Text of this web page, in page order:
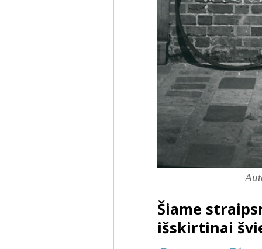
Šiame
išskirtinai